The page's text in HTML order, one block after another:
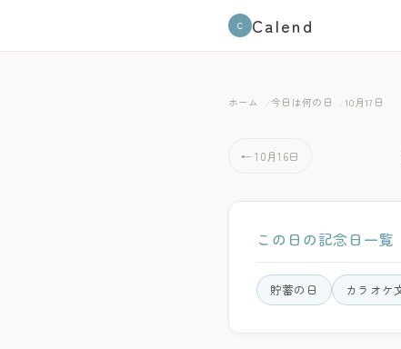
C Calend
ホーム 今日は何の日 10月17日
← 10月16日
この日の記念日一覧
貯蓄の日 カラオケ